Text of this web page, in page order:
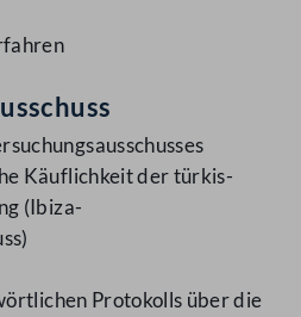
Käuflichkeit der türkis-
(Ibiza-
Protokolls über die